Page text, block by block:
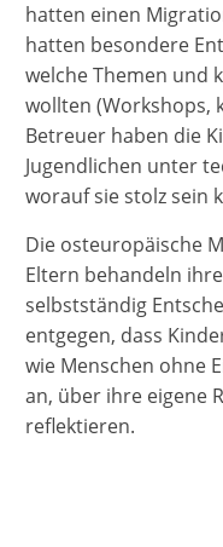
hatten einen
hatten besondere
welche Themen und
wollten (Workshops,
Betreuer haben die
Jugendlichen unter
worauf sie stolz sein
Die osteuropäische
Eltern behandeln
selbstständig
entgegen, dass
wie Menschen ohne
an, über ihre eigene
reflektieren.